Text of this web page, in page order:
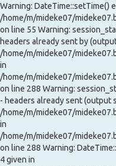
Warning: DateTime::setTime()
/home/m/mideke07/
on line 55 Warning:
headers already sent by
/home/m/mideke07/
in
/home/m/mideke07/
on line 288 Warning:
- headers already sent (output
/home/m/mideke07/
in
/home/m/mideke07/
on line 288 Warning:
4 given in